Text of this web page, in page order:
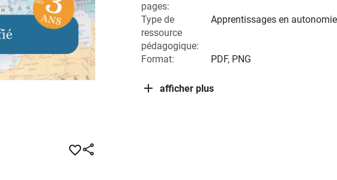
pages:
Type de
ressource
pédagogique:
Apprentissages en
Format: PDF, PNG
afficher plus